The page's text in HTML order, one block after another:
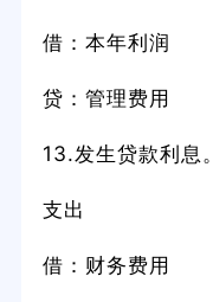
借：本年利润
贷：管理费用
13.发生贷款利息。
支出
借：财务费用